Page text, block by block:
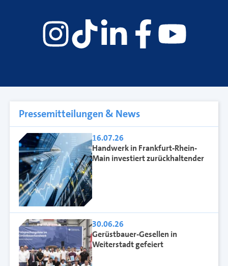
Pressemitteilungen & News
16.07.26
Handwerk in Frankfurt-Rhein-
Main investiert zurückhaltender
30.06.26
Gerüstbauer-Gesellen in
Weiterstadt gefeiert